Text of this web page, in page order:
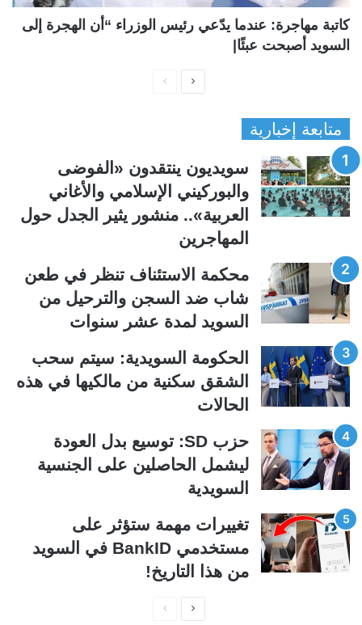
كاتبة مهاجرة: عندما يدّعي رئيس الوزراء “أن الهجرة إلى
السويد أصبحت عبئًا|
ح
ة
ا
ب
ح
ة
ا
ل
ل
ي
متابعة إخبارية
سويديون ينتقدون «الفوضى
والبوركيني الإسلامي والأغاني
العربية».. منشور يثير الجدل حول
المهاجرين
محكمة الاستئناف تنظر في طعن
شاب ضد السجن والترحيل من
السويد لمدة عشر سنوات
الحكومة السويدية: سيتم سحب
الشقق سكنية من مالكيها في هذه
الحالات
حزب SD: توسيع بدل العودة
ليشمل الحاصلين على الجنسية
السويدية
تغييرات مهمة ستؤثر على
مستخدمي BankID في السويد
من هذا التاريخ!